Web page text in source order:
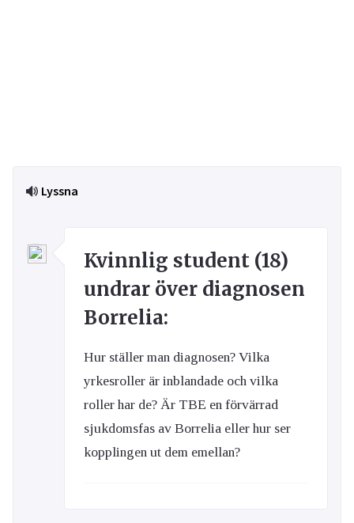
Lyssna
Kvinnlig student (18)
undrar över diagnosen
Borrelia:
Hur ställer man diagnosen? Vilka
yrkesroller är inblandade och vilka
roller har de? Är TBE en förvärrad
sjukdomsfas av Borrelia eller hur ser
kopplingen ut dem emellan?